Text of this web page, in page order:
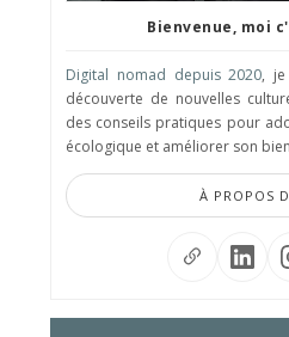
Bienvenue, moi
Digital nomad depuis 2020,
découverte de nouvelles
des conseils pratiques pour
écologique et améliorer son
À PROPOS